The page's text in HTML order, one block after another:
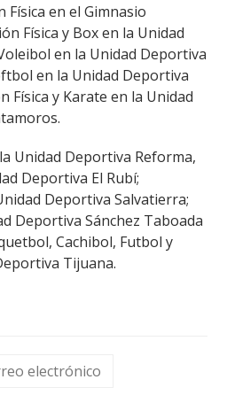
Física en el Gimnasio
Física y Box en la Unidad
en la Unidad Deportiva
en la Unidad Deportiva
Física y Karate en la Unidad
Unidad Deportiva Reforma,
Deportiva El Rubí;
Deportiva Salvatierra;
Deportiva Sánchez Taboada
Cachibol, Futbol y
Tijuana.
electrónico